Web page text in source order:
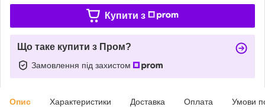
Купити з
Що таке купити з Пром?
Замовлення під захистом
Опис Характеристики Доставка Оплата Умови